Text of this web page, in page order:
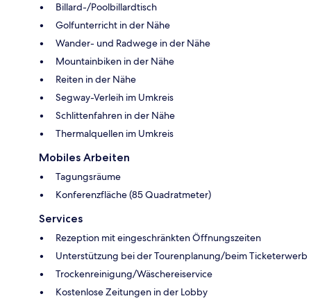
Billard-/Poolbillardtisch
Golfunterricht in der Nähe
Wander- und Radwege in der Nähe
Mountainbiken in der Nähe
Reiten in der Nähe
Segway-Verleih im Umkreis
Schlittenfahren in der Nähe
Thermalquellen im Umkreis
Mobiles Arbeiten
Tagungsräume
Konferenzfläche (85 Quadratmeter)
Services
Rezeption mit eingeschränkten Öffnungszeiten
Unterstützung bei der Tourenplanung/beim Ticketerwerb
Trockenreinigung/Wäschereiservice
Kostenlose Zeitungen in der Lobby